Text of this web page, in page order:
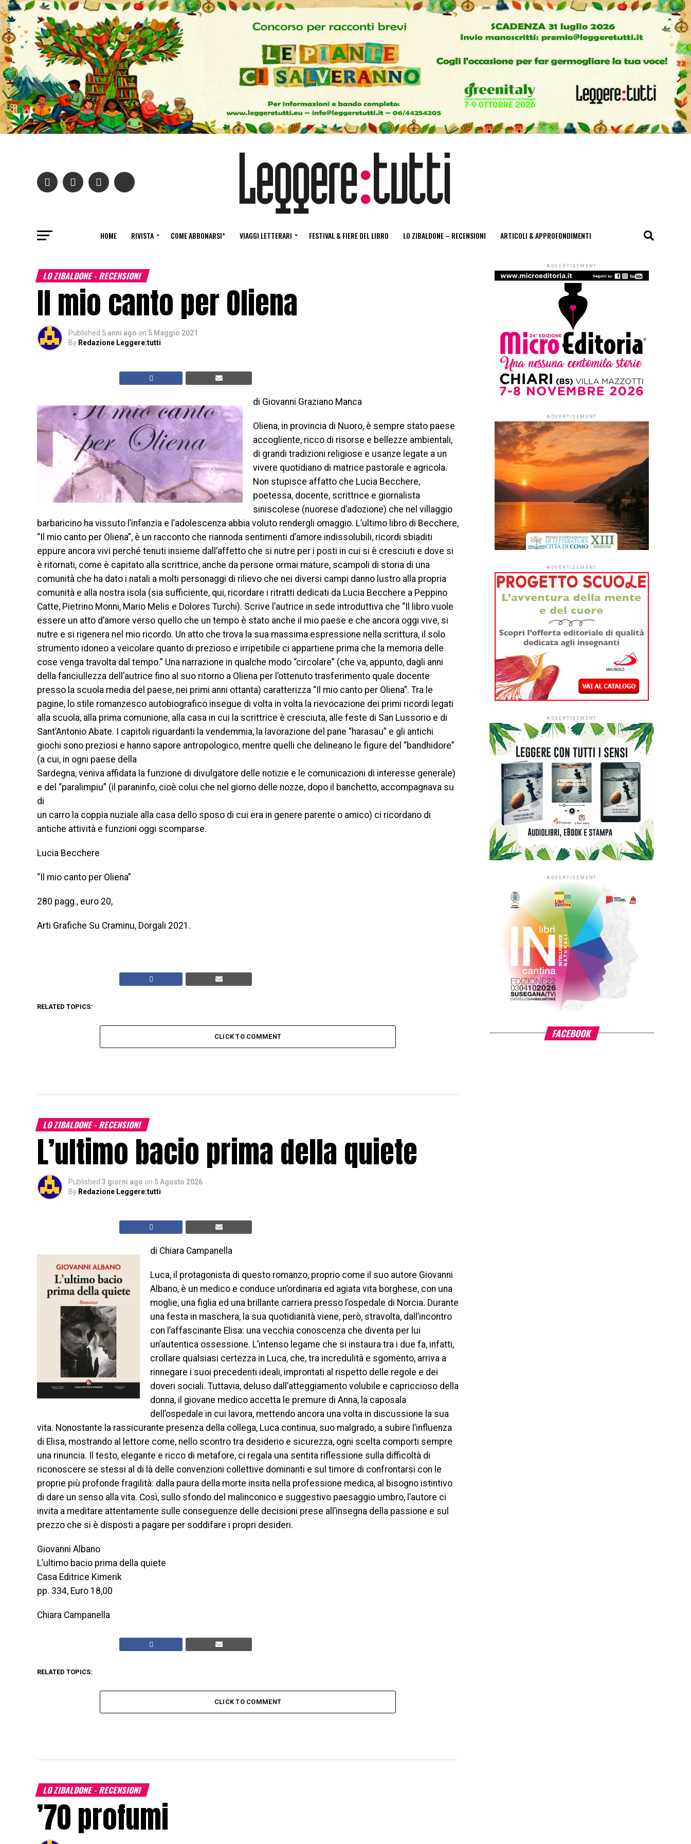
HOME RIVISTA COME ABBONARSI* VIAGGI LETTERARI FESTIVAL & FIERE DEL LIBRO LO ZIBALDONE – RECENSIONI ARTICOLI & APPROFONDIMENTI
LO ZIBALDONE - RECENSIONI
Il mio canto per Oliena
Published 5 anni ago on 5 Maggio 2021
By Redazione Leggere:tutti
di Giovanni Graziano Manca
Oliena, in provincia di Nuoro, è sempre stato paese
accogliente, ricco di risorse e bellezze ambientali,
di grandi tradizioni religiose e usanze legate a un
vivere quotidiano di matrice pastorale e agricola.
Non stupisce affatto che Lucia Becchere,
poetessa, docente, scrittrice e giornalista
siniscolese (nuorese d’adozione) che nel villaggio
barbaricino ha vissuto l’infanzia e l’adolescenza abbia voluto rendergli omaggio. L’ultimo libro di Becchere,
“Il mio canto per Oliena”, è un racconto che riannoda sentimenti d’amore indissolubili, ricordi sbiaditi
eppure ancora vivi perché tenuti insieme dall’affetto che si nutre per i posti in cui si è cresciuti e dove si
è ritornati, come è capitato alla scrittrice, anche da persone ormai mature, scampoli di storia di una
comunità che ha dato i natali a molti personaggi di rilievo che nei diversi campi danno lustro alla propria
comunità e alla nostra isola (sia sufficiente, qui, ricordare i ritratti dedicati da Lucia Becchere a Peppino
Catte, Pietrino Monni, Mario Melis e Dolores Turchi). Scrive l’autrice in sede introduttiva che “Il libro vuole
essere un atto d’amore verso quello che un tempo è stato anche il mio paese e che ancora oggi vive, si
nutre e si rigenera nel mio ricordo. Un atto che trova la sua massima espressione nella scrittura, il solo
strumento idoneo a veicolare quanto di prezioso e irripetibile ci appartiene prima che la memoria delle
cose venga travolta dal tempo.” Una narrazione in qualche modo “circolare” (che va, appunto, dagli anni
della fanciullezza dell’autrice fino al suo ritorno a Oliena per l’ottenuto trasferimento quale docente
presso la scuola media del paese, nei primi anni ottanta) caratterizza “Il mio canto per Oliena”. Tra le
pagine, lo stile romanzesco autobiografico insegue di volta in volta la rievocazione dei primi ricordi legati
alla scuola, alla prima comunione, alla casa in cui la scrittrice è cresciuta, alle feste di San Lussorio e di
Sant’Antonio Abate. I capitoli riguardanti la vendemmia, la lavorazione del pane “harasau” e gli antichi
giochi sono preziosi e hanno sapore antropologico, mentre quelli che delineano le figure del “bandhidore”
(a cui, in ogni paese della
Sardegna, veniva affidata la funzione di divulgatore delle notizie e le comunicazioni di interesse generale)
e del “paralimpiu” (il paraninfo, cioè colui che nel giorno delle nozze, dopo il banchetto, accompagnava su
di
un carro la coppia nuziale alla casa dello sposo di cui era in genere parente o amico) ci ricordano di
antiche attività e funzioni oggi scomparse.
Lucia Becchere
“Il mio canto per Oliena”
280 pagg., euro 20,
Arti Grafiche Su Craminu, Dorgali 2021.
RELATED TOPICS:
CLICK TO COMMENT
LO ZIBALDONE - RECENSIONI
L’ultimo bacio prima della quiete
Published 3 giorni ago on 5 Agosto 2026
By Redazione Leggere:tutti
di Chiara Campanella
Luca, il protagonista di questo romanzo, proprio come il suo autore Giovanni
Albano, è un medico e conduce un’ordinaria ed agiata vita borghese, con una
moglie, una figlia ed una brillante carriera presso l’ospedale di Norcia. Durante
una festa in maschera, la sua quotidianità viene, però, stravolta, dall’incontro
con l’affascinante Elisa: una vecchia conoscenza che diventa per lui
un’autentica ossessione. L’intenso legame che si instaura tra i due fa, infatti,
crollare qualsiasi certezza in Luca, che, tra incredulità e sgomento, arriva a
rinnegare i suoi precedenti ideali, improntati al rispetto delle regole e dei
doveri sociali. Tuttavia, deluso dall’atteggiamento volubile e capriccioso della
donna, il giovane medico accetta le premure di Anna, la caposala
dell’ospedale in cui lavora, mettendo ancora una volta in discussione la sua
vita. Nonostante la rassicurante presenza della collega, Luca continua, suo malgrado, a subire l’influenza
di Elisa, mostrando al lettore come, nello scontro tra desiderio e sicurezza, ogni scelta comporti sempre
una rinuncia. Il testo, elegante e ricco di metafore, ci regala una sentita riflessione sulla difficoltà di
riconoscere se stessi al di là delle convenzioni collettive dominanti e sul timore di confrontarsi con le
proprie più profonde fragilità: dalla paura della morte insita nella professione medica, al bisogno istintivo
di dare un senso alla vita. Così, sullo sfondo del malinconico e suggestivo paesaggio umbro, l’autore ci
invita a meditare attentamente sulle conseguenze delle decisioni prese all’insegna della passione e sul
prezzo che si è disposti a pagare per soddifare i propri desideri.
Giovanni Albano
L’ultimo bacio prima della quiete
Casa Editrice Kimerik
pp. 334, Euro 18,00
Chiara Campanella
RELATED TOPICS:
CLICK TO COMMENT
LO ZIBALDONE - RECENSIONI
’70 profumi
ADVERTISEMENT
ADVERTISEMENT
ADVERTISEMENT
ADVERTISEMENT
ADVERTISEMENT
FACEBOOK